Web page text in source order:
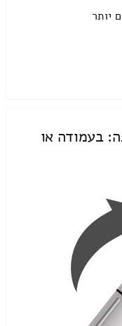
יותר
בעמודה או